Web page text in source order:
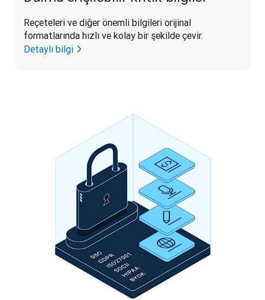
Reçeteleri ve diğer önemli bilgileri orijinal
formatlarında hızlı ve kolay bir şekilde çevir.
Detaylı bilgi